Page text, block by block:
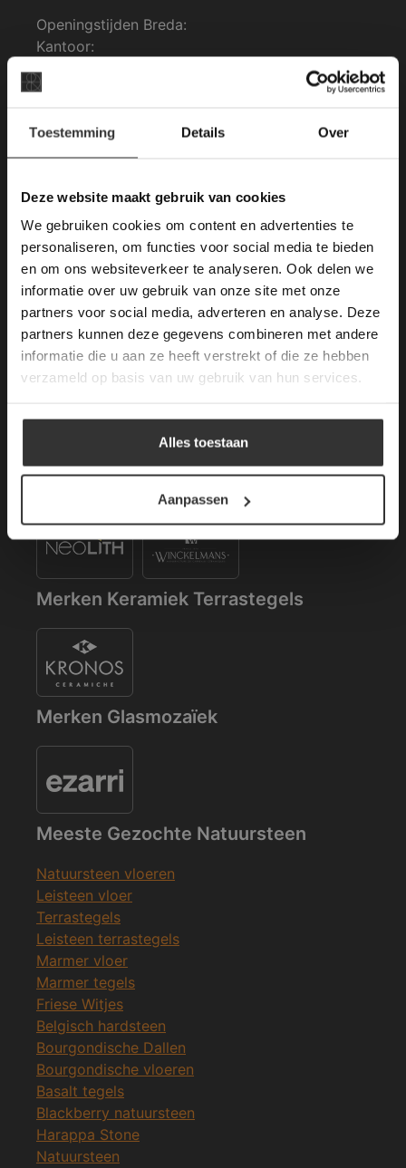
Toestemming Details Over
Deze website maakt gebruik van cookies
We gebruiken cookies om content en advertenties te
personaliseren, om functies voor social media te bieden
en om ons websiteverkeer te analyseren. Ook delen we
informatie over uw gebruik van onze site met onze
partners voor social media, adverteren en analyse. Deze
partners kunnen deze gegevens combineren met andere
informatie die u aan ze heeft verstrekt of die ze hebben
verzameld op basis van uw gebruik van hun services.
Alles toestaan
Aanpassen
Openingstijden Breda:
Kantoor:
Ma. t/m Zat: 8:30 tot 17:00
Algemene voorwaarden
KVK: 59667419
Openstaande Vacatures
Kom werken bij van den Heuvel & van Duuren.
–Vacatures (1)
Merken Keramiek Terrastegels
Merken Glasmozaïek
Meeste Gezochte Natuursteen
Natuursteen vloeren
Leisteen vloer
Terrastegels
Leisteen terrastegels
Marmer vloer
Marmer tegels
Friese Witjes
Belgisch hardsteen
Bourgondische Dallen
Bourgondische vloeren
Basalt tegels
Blackberry natuursteen
Harappa Stone
Natuursteen
Deze website maakt
gebruik van cookies.
This Cookie Banner was deleted and is no
longer working. Please contact the website
administrator.
Deze website gebruikt cookies om de
gebruikerservaring te verbeteren. Door
gebruik te maken van onze website geeft u
toestemming voor alle cookies in
overeenstemming met ons cookiebeleid.Lees
verder
ALLES ACCEPTEREN
ALLES AFWIJZEN
DETAILS WEERGEVEN